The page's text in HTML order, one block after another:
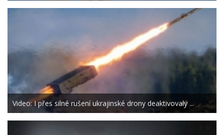
Video: I přes silné rušení ukrajinské drony deaktivovaly ...